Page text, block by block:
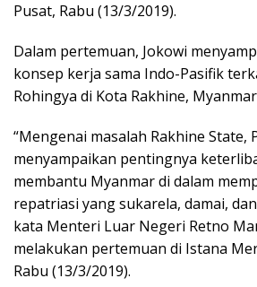
Pusat, Rabu (13/3/2019).
Dalam pertemuan, Jokowi
konsep kerja sama Indo-Pasifik
Rohingya di Kota Rakhine,
“Mengenai masalah Rakhine State,
menyampaikan pentingnya
membantu Myanmar di dalam
repatriasi yang sukarela, damai,
kata Menteri Luar Negeri Retno
melakukan pertemuan di Istana
Rabu (13/3/2019).